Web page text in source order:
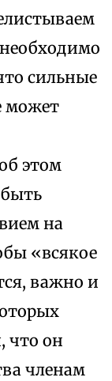
сильные
может
этом
на
«всякое
важно и
что он
членам